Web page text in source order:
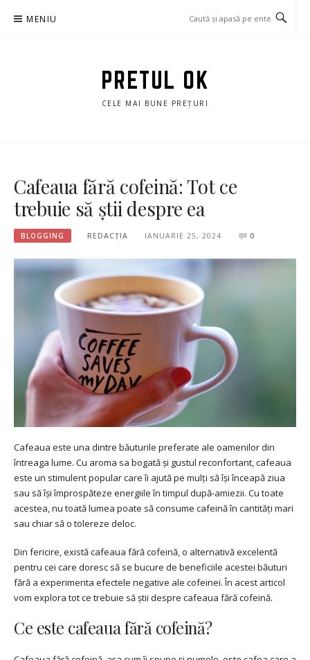
MENIU
PRETUL OK
CELE MAI BUNE PREȚURI
Cafeaua fără cofeină: Tot ce
trebuie să știi despre ea
BLOGGING REDACȚIA IANUARIE 25, 2024 0
Cafeaua este una dintre băuturile preferate ale oamenilor din
întreaga lume. Cu aroma sa bogată și gustul reconfortant, cafeaua
este un stimulent popular care îi ajută pe mulți să își înceapă ziua
sau să își împrospăteze energiile în timpul după-amiezii. Cu toate
acestea, nu toată lumea poate să consume cafeină în cantități mari
sau chiar să o tolereze deloc.
Din fericire, există cafeaua fără cofeină, o alternativă excelentă
pentru cei care doresc să se bucure de beneficiile acestei băuturi
fără a experimenta efectele negative ale cofeinei. În acest articol
vom explora tot ce trebuie să știi despre cafeaua fără cofeină.
Ce este cafeaua fără cofeină?